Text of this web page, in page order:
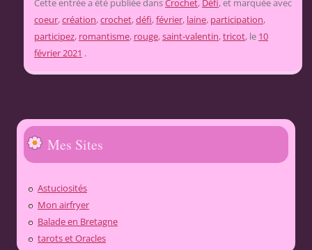
Cette entrée a été publiée dansCrochet, Défi, et marquée avec
coeur,création,crochet,défi,février, laine, participation,
participez, romantisme, rouge,saint-valentin,tricot, le 10
février 2021 .
Mes Sites
Astuciosités
Mon airfryer
Balade en Bretagne
tarots et Oracles